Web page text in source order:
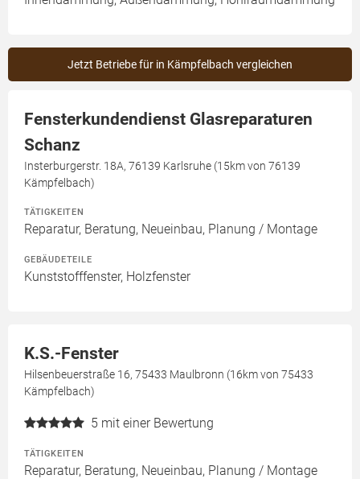
Jetzt Betriebe für in Kämpfelbach vergleichen
Fensterkundendienst Glasreparaturen
Schanz
Insterburgerstr. 18A, 76139 Karlsruhe (15km von 76139
Kämpfelbach)
TÄTIGKEITEN
Reparatur, Beratung, Neueinbau, Planung / Montage
GEBÄUDETEILE
Kunststofffenster, Holzfenster
K.S.-Fenster
Hilsenbeuerstraße 16, 75433 Maulbronn (16km von 75433
Kämpfelbach)
5 mit einer Bewertung
TÄTIGKEITEN
Reparatur, Beratung, Neueinbau, Planung / Montage